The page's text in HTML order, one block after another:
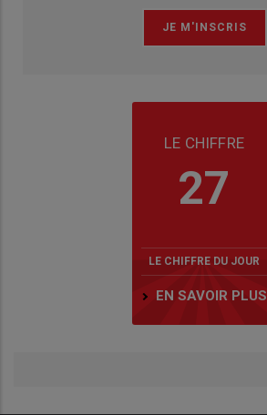
LE CHIFFRE
27
LE CHIFFRE DU JOUR
EN SAVOIR PLUS